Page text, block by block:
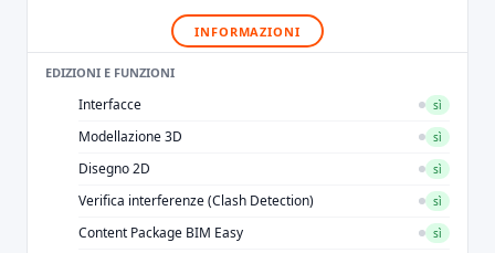
INFORMAZIONI
EDIZIONI E FUNZIONI
Interfacce sì
Modellazione 3D sì
Disegno 2D sì
Verifica interferenze (Clash Detection) sì
Content Package BIM Easy sì